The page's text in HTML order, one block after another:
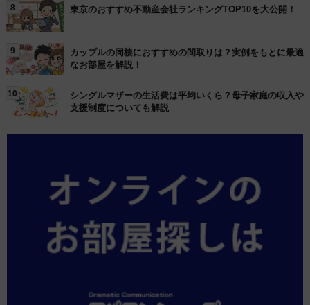
8 東京のおすすめ不動産会社ランキングTOP10を大公開！
9
カップルの同棲におすすめの間取りは？実例をもとに最適
なお部屋を解説！
10
シングルマザーの生活費は平均いくら？母子家庭の収入や
支援制度についても解説